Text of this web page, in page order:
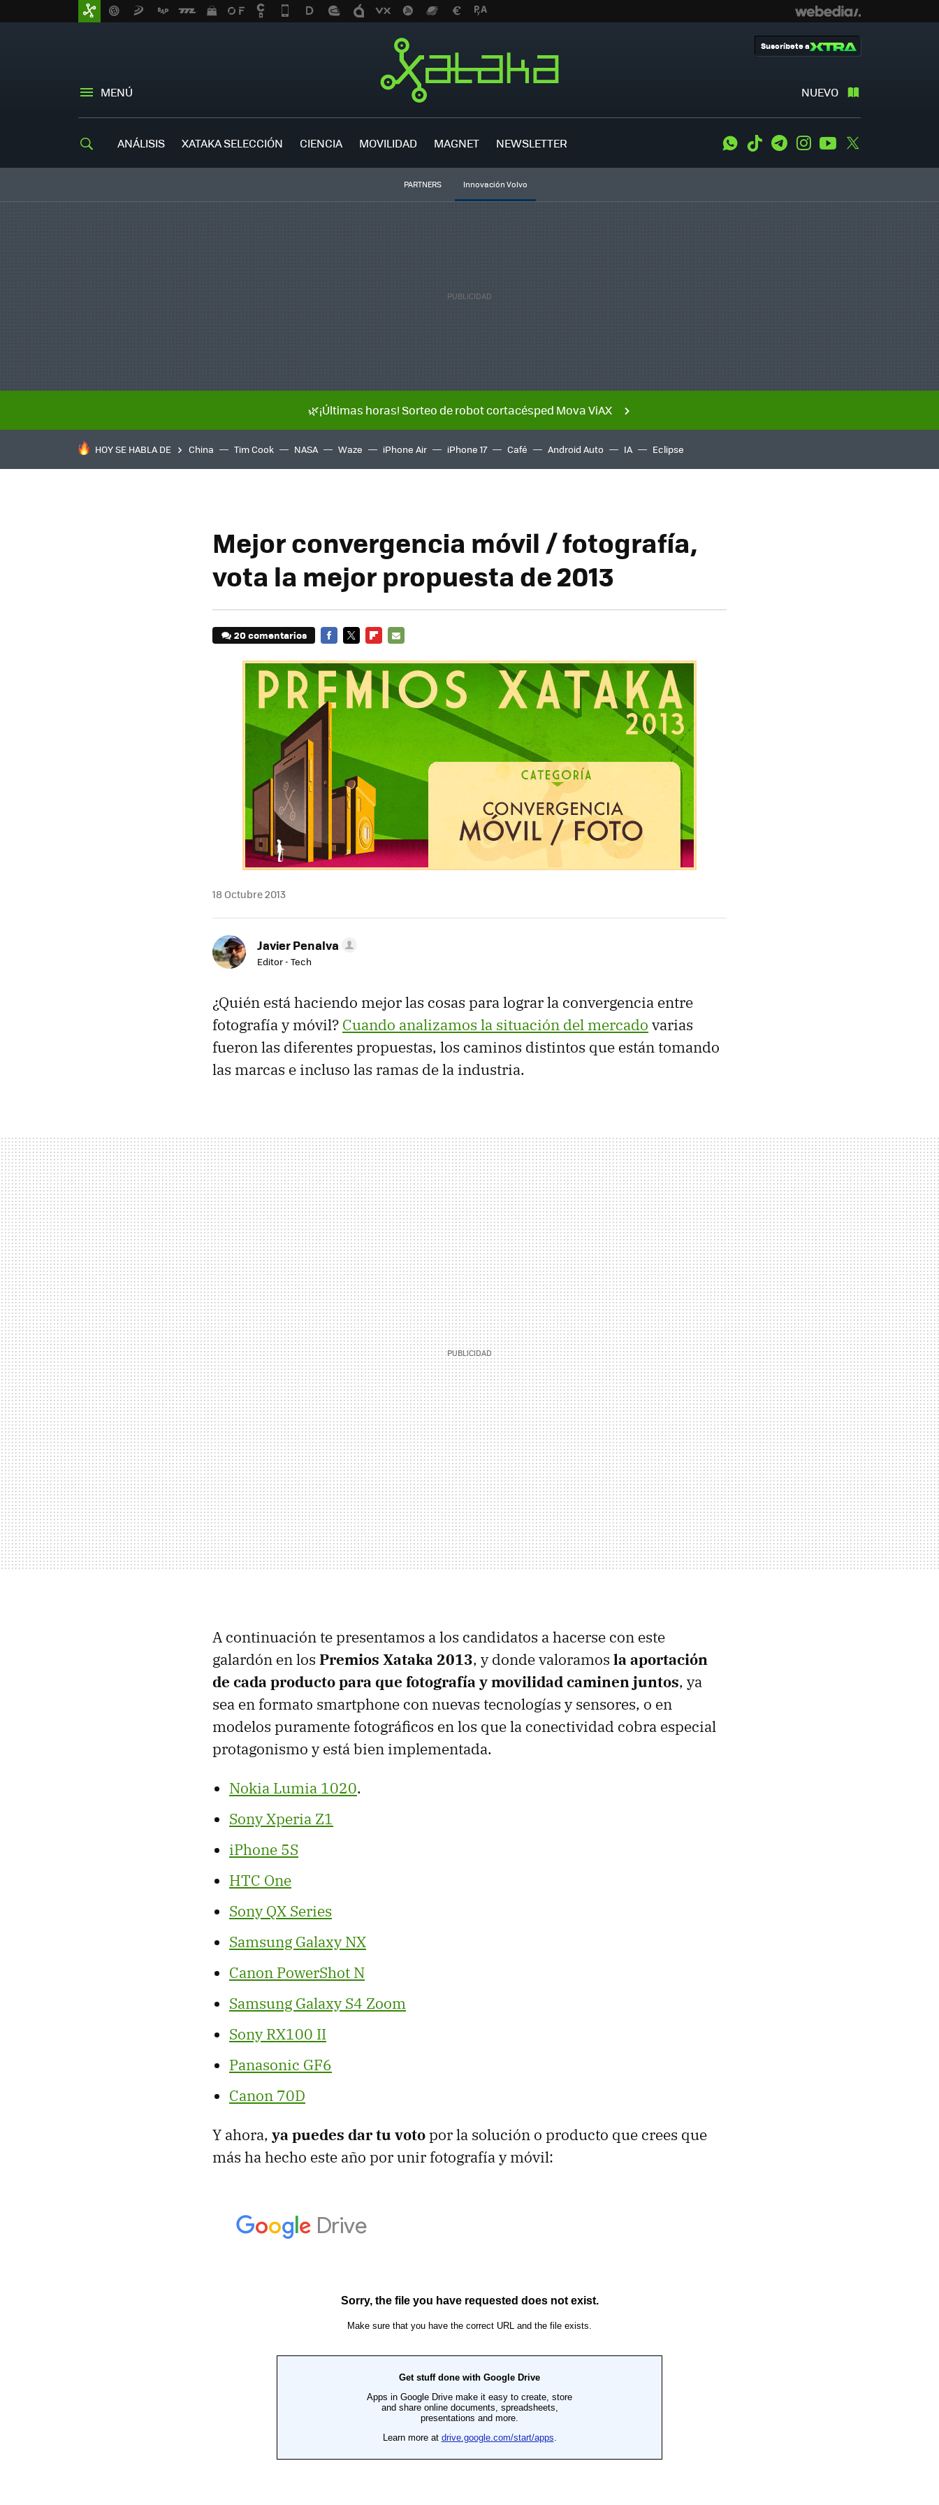
MENÚ NUEVO
Suscríbete a
ANÁLISIS XATAKA SELECCIÓN CIENCIA MOVILIDAD MAGNET NEWSLETTER WhatsApp
Tiktok TelegramInstagramYoutube
PARTNERS Innovación Volvo
🌿¡Últimas horas! Sorteo de robot cortacésped Mova ViAX
HOY SE HABLA DE China Tim Cook NASA Waze iPhone Air iPhone 17 Café Android Auto IA Eclipse
Mejor convergencia móvil / fotografía,
vota la mejor propuesta de 2013
20 comentarios
MAIL
18 Octubre 2013
Javier Penalva
Editor - Tech
¿Quién está haciendo mejor las cosas para lograr la convergencia entre
fotografía y móvil? Cuando analizamos la situación del mercado varias
fueron las diferentes propuestas, los caminos distintos que están tomando
las marcas e incluso las ramas de la industria.
A continuación te presentamos a los candidatos a hacerse con este
galardón en los Premios Xataka 2013, y donde valoramos la aportación
de cada producto para que fotografía y movilidad caminen juntos, ya
sea en formato smartphone con nuevas tecnologías y sensores, o en
modelos puramente fotográficos en los que la conectividad cobra especial
protagonismo y está bien implementada.
Nokia Lumia 1020.
Sony Xperia Z1
iPhone 5S
HTC One
Sony QX Series
Samsung Galaxy NX
Canon PowerShot N
Samsung Galaxy S4 Zoom
Sony RX100 II
Panasonic GF6
Canon 70D
Y ahora, ya puedes dar tu votopor la solución o producto que crees que
más ha hecho este año por unir fotografía y móvil: